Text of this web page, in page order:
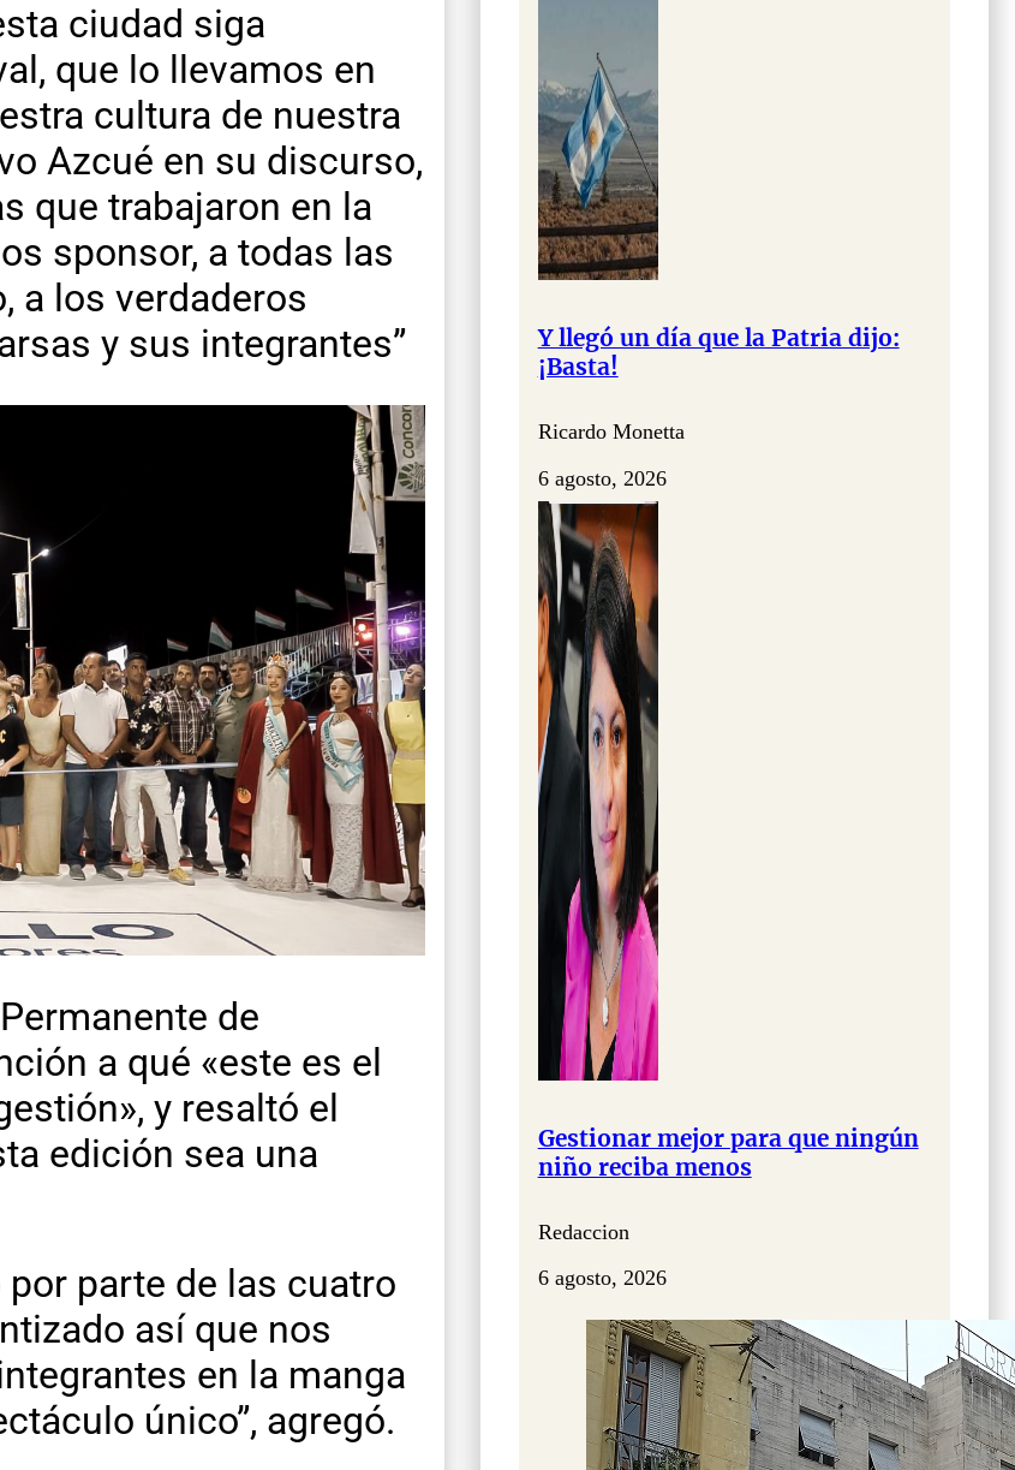
ciudad siga
que lo llevamos en
cultura de nuestra
Azcué en su discurso,
que trabajaron en la
sponsor, a todas las
a los verdaderos
y sus integrantes”
de
a qué «este es el
y resaltó el
edición sea una
parte de las cuatro
así que nos
en la manga
único”, agregó.
Y llegó un día que la Patria dijo:
¡Basta!
Ricardo Monetta
6 agosto, 2026
Gestionar mejor para que ningún
niño reciba menos
Redaccion
6 agosto, 2026